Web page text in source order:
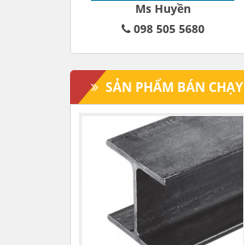
Ms Huyền
098 505 5680
SẢN PHẨM BÁN CHẠY